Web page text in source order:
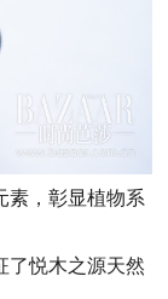
素，彰显植物系
了悦木之源天然